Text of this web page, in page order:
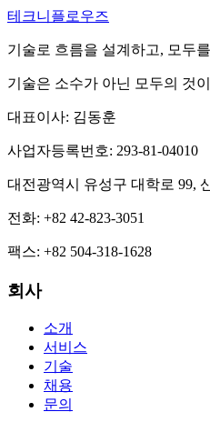
테크니플로우즈
기술로 흐름을 설계하고, 모두
기술은 소수가 아닌 모두의 것
대표이사: 김동훈
사업자등록번호: 293-81-04010
대전광역시 유성구 대학로 99,
전화: +82 42-823-3051
팩스: +82 504-318-1628
회사
소개
서비스
기술
채용
문의